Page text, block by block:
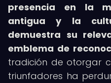
presencia en la
antigua y la
demuestra su
emblema de
tradición de otorgar
triunfadores ha